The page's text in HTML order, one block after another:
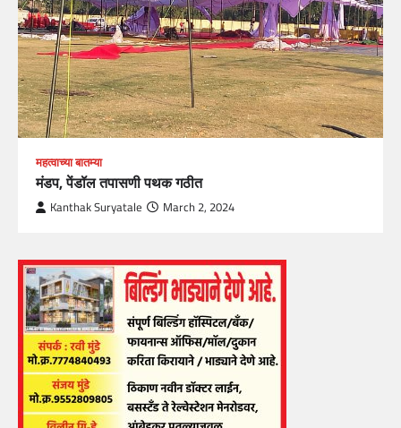
महत्वाच्या बातम्या
मंडप, पेंडॉल तपासणी पथक गठीत
Kanthak Suryatale March 2, 2024